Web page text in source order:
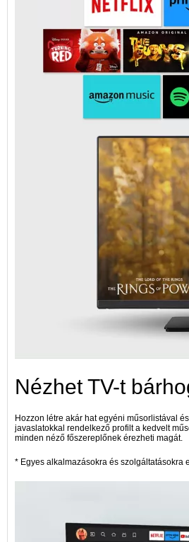
Nézhet TV-t
Hozzon létre akár hat egyéni műsorlistával
javaslatokkal rendelkező profilt a kedvelt
minden néző főszereplőnek érezheti magát.
* Egyes alkalmazásokra és szolgáltatásokra